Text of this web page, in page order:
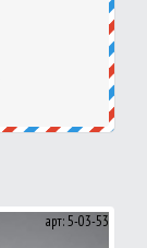
арт: 5-03-53